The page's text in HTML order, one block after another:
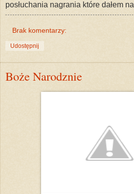
posłuchania nagrania które dałem na
Brak komentarzy:
Udostępnij
Boże Narodznie